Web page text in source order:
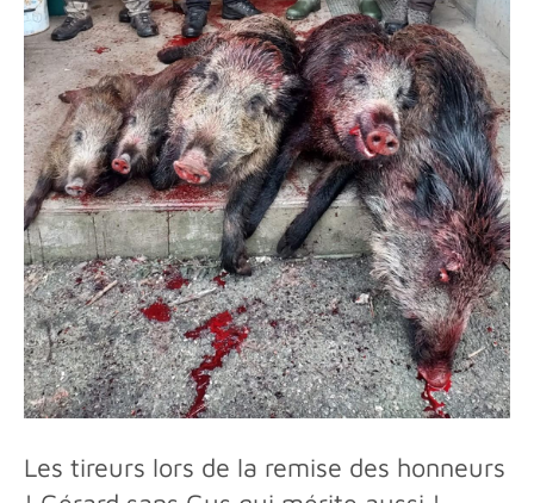
Les tireurs lors de la remise des honneurs